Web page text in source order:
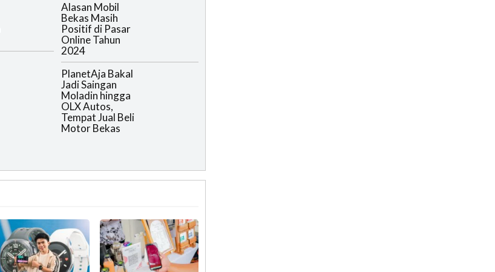
Alasan Mobil
Bekas Masih
Positif di Pasar
Online Tahun
2024
PlanetAja Bakal
Jadi Saingan
Moladin hingga
OLX Autos,
Tempat Jual Beli
Motor Bekas